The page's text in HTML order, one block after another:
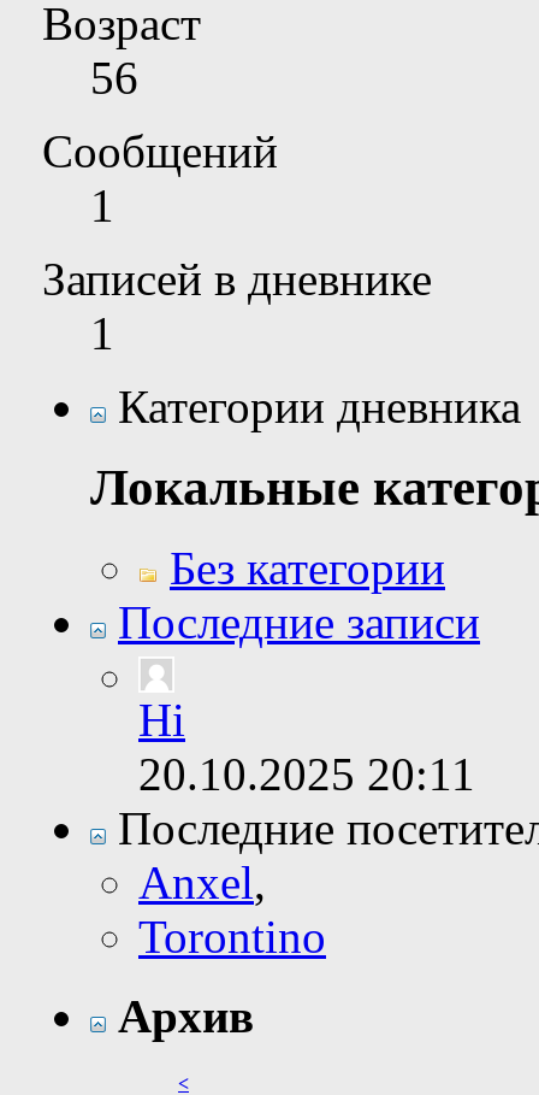
Возраст
56
Сообщений
1
Записей в дневнике
1
Категории дневника
Локальные
Без категории
Последние записи
Hi
20.10.2025 20:11
Последние
Anxel,
Torontino
Архив
<